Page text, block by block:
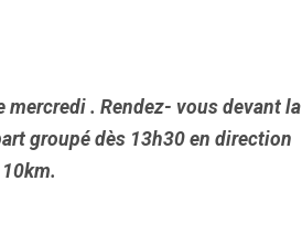
mercredi . Rendez- vous devant la
groupé dès 13h30 en direction